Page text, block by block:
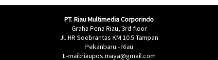
PT. Riau Multimedia Corporindo
Graha Pena Riau, 3rd floor
Jl. HR Soebrantas KM 10.5 Tampan
Pekanbaru - Riau
E-mail:riaupos.maya@gmail.com